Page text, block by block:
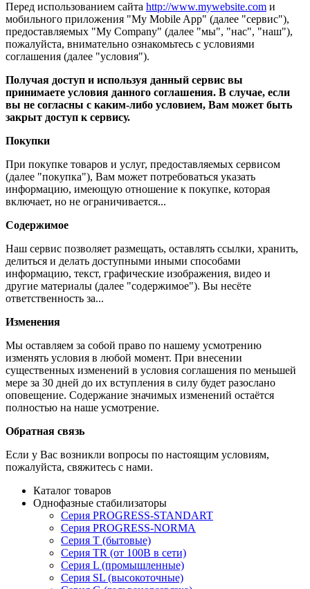
Перед использованием сайта http://www.mywebsite.com и
мобильного приложения "My Mobile App" (далее "сервис"),
предоставляемых "My Company" (далее "мы", "нас", "наш"),
пожалуйста, внимательно ознакомьтесь с условиями
соглашения (далее "условия").
Получая доступ и используя данный сервис вы
принимаете условия данного соглашения. В случае, если
вы не согласны с каким-либо условием, Вам может быть
закрыт доступ к сервису.
Покупки
При покупке товаров и услуг, предоставляемых сервисом
(далее "покупка"), Вам может потребоваться указать
информацию, имеющую отношение к покупке, которая
включает, но не ограничивается...
Содержимое
Наш сервис позволяет размещать, оставлять ссылки, хранить,
делиться и делать доступными иными способами
информацию, текст, графические изображения, видео и
другие материалы (далее "содержимое"). Вы несёте
ответственность за...
Изменения
Мы оставляем за собой право по нашему усмотрению
изменять условия в любой момент. При внесении
существенных изменений в условия соглашения по меньшей
мере за 30 дней до их вступления в силу будет разослано
оповещение. Содержание значимых изменений остаётся
полностью на наше усмотрение.
Обратная связь
Если у Вас возникли вопросы по настоящим условиям,
пожалуйста, свяжитесь с нами.
Каталог товаров
Однофазные стабилизаторы
Серия PROGRESS-STANDART
Серия PROGRESS-NORMA
Серия T (бытовые)
Серия TR (от 100В в сети)
Серия L (промышленные)
Серия SL (высокоточные)